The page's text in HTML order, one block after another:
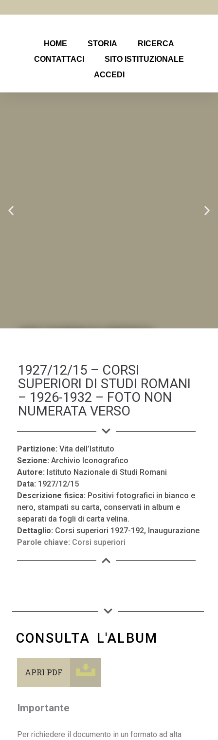
HOME STORIA
RICERCA
CONTATTACI
SITO ISTITUZIONALE
ACCEDI
1927/12/15 – CORSI
SUPERIORI DI STUDI ROMANI
– 1926-1932 – FOTO NON
NUMERATA VERSO
Partizione: Vita dell’Istituto
Sezione: Archivio Iconografico
Autore: Istituto Nazionale di Studi Romani
Data: 1927/12/15
Descrizione fisica: Positivi fotografici in bianco e
nero, stampati su carta, conservati in album e
separati da fogli di carta velina.
Dettaglio: Corsi superiori 1927-192, Inaugurazione
Parole chiave: Corsi superiori
CONSULTA L'ALBUM
APRI PDF
Importante
Per richiedere il documento in un formato ad alta